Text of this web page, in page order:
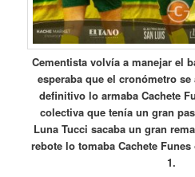
Cementista volvía a manejar el
esperaba que el cronómetro
definitivo lo armaba Cachete
colectiva que tenía un gran
Luna Tucci sacaba un gran
rebote lo tomaba Cachete
1.